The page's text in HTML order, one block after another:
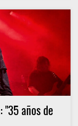
"35 años de